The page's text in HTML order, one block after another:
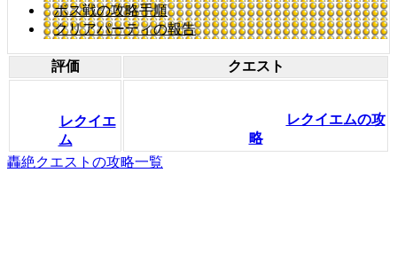
ボス戦の攻略手順
クリアパーティの報告
評価 クエスト
レクイエ
ム
レクイエムの攻
略
轟絶クエストの攻略一覧